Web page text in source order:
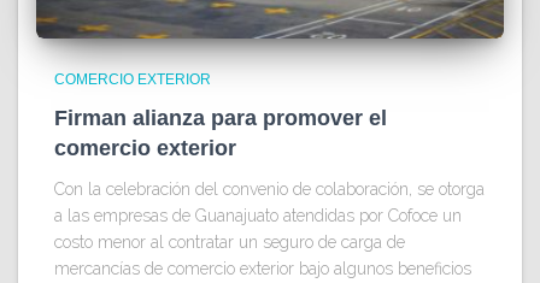
COMERCIO EXTERIOR
Firman alianza para promover el
comercio exterior
Con la celebración del convenio de colaboración, se otorga
a las empresas de Guanajuato atendidas por Cofoce un
costo menor al contratar un seguro de carga de
mercancías de comercio exterior bajo algunos beneficios